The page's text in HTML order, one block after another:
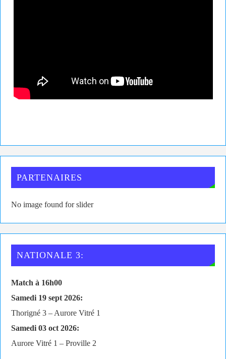
PARTENAIRES
No image found for slider
NATIONALE 3:
Match à 16h00
Samedi 19 sept 2026:
Thorigné 3 – Aurore Vitré 1
Samedi 03 oct 2026:
Aurore Vitré 1 – Proville 2